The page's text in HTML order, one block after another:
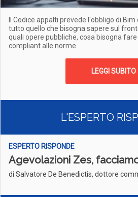
Il Codice appalti prevede l'obbligo di
tutto quello che bisogna sapere sul
quali opere pubbliche, cosa bisogna
compliant alle norme
LEGGI SUBITO
L'ESPERTO
ESPERTO RISPONDE
Agevolazioni Zes,
di Salvatore De Benedictis, dottore